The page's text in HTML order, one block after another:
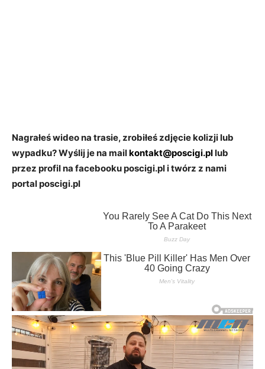
Nagrałeś wideo na trasie, zrobiłeś zdjęcie kolizji lub
wypadku? Wyślij je na mailkontakt@poscigi.pllub
przez profil na facebooku poscigi.pl i twórz z nami
portal poscigi.pl